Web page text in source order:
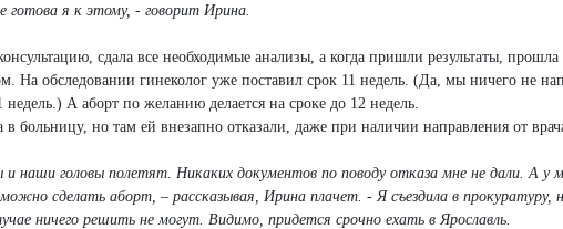
я к этому, - говорит Ирина.
сдала все необходимые анализы, а когда пришли результаты, прошла
На обследовании гинеколог уже поставил срок 11 недель. (Да, мы ничего не
А аборт по желанию делается на сроке до 12 недель.
больницу, но там ей внезапно отказали, даже при наличии направления от
наши головы полетят. Никаких документов по поводу отказа мне не дали. А у
можно сделать аборт, – рассказывая, Ирина плачет. - Я съездила в прокуратуру,
ничего решить не могут. Видимо, придется срочно ехать в Ярославль.